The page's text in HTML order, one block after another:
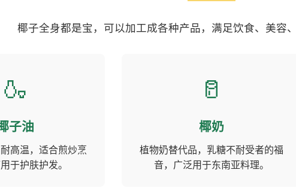
椰子全身都是宝，可以加工成各种产品，满足饮食、美容
🍶
子油
高温，适合煎炒烹
于护肤护发。
🥛
椰奶
植物奶替代品，乳糖不耐受者的福
音，广泛用于东南亚料理。